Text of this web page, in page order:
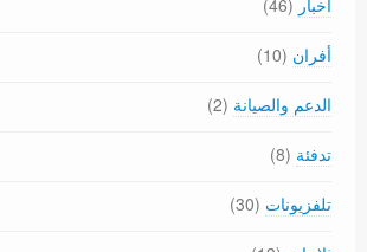
أخبار (46)
أفران (10)
الدعم والصيانة (2)
تدفئة (8)
تلفزيونات (30)